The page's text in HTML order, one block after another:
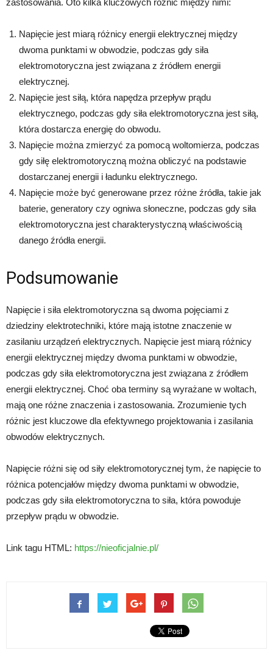
zastosowania. Oto kilka kluczowych różnic między nimi:
Napięcie jest miarą różnicy energii elektrycznej między
dwoma punktami w obwodzie, podczas gdy siła
elektromotoryczna jest związana z źródłem energii
elektrycznej.
Napięcie jest siłą, która napędza przepływ prądu
elektrycznego, podczas gdy siła elektromotoryczna jest siłą,
która dostarcza energię do obwodu.
Napięcie można zmierzyć za pomocą woltomierza, podczas
gdy siłę elektromotoryczną można obliczyć na podstawie
dostarczanej energii i ładunku elektrycznego.
Napięcie może być generowane przez różne źródła, takie jak
baterie, generatory czy ogniwa słoneczne, podczas gdy siła
elektromotoryczna jest charakterystyczną właściwością
danego źródła energii.
Podsumowanie
Napięcie i siła elektromotoryczna są dwoma pojęciami z
dziedziny elektrotechniki, które mają istotne znaczenie w
zasilaniu urządzeń elektrycznych. Napięcie jest miarą różnicy
energii elektrycznej między dwoma punktami w obwodzie,
podczas gdy siła elektromotoryczna jest związana z źródłem
energii elektrycznej. Choć oba terminy są wyrażane w woltach,
mają one różne znaczenia i zastosowania. Zrozumienie tych
różnic jest kluczowe dla efektywnego projektowania i zasilania
obwodów elektrycznych.
Napięcie różni się od siły elektromotorycznej tym, że napięcie to
różnica potencjałów między dwoma punktami w obwodzie,
podczas gdy siła elektromotoryczna to siła, która powoduje
przepływ prądu w obwodzie.
Link tagu HTML: https://nieoficjalnie.pl/